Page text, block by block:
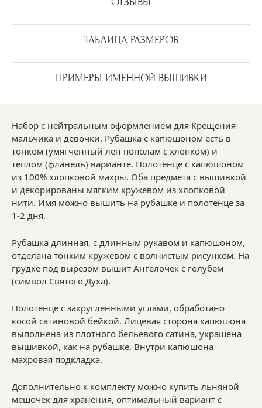
ПРИМЕРЫ ИМЕННОЙ ВЫШИВКИ
ТАБЛИЦА РАЗМЕРОВ
Набор с нейтральным оформлением для Крещения
мальчика и девочки. Рубашка с капюшоном есть в
тонком (умягченный лен пополам с хлопком) и
теплом (фланель) варианте. Полотенце с капюшоном
из 100% хлопковой махры. Оба предмета с вышивкой
и декорированы мягким кружевом из хлопковой
нити. Имя можно вышить на рубашке и полотенце за
1-2 дня.
Рубашка длинная, с длинным рукавом и капюшоном,
отделана тонким кружевом с волнистым рисунком. На
грудке под вырезом вышит Ангелочек с голубем
(символ Святого Духа).
Полотенце с закругленными углами, обработано
косой сатиновой бейкой. Лицевая сторона капюшона
выполнена из плотного бельевого сатина, украшена
вышивкой, как на рубашке. Внутри капюшона
махровая подкладка.
Дополнительно к комплекту можно купить льняной
мешочек для хранения, оптимальный вариант с